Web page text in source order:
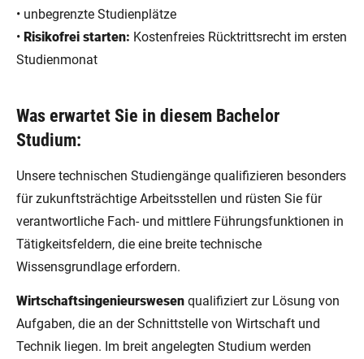
• unbegrenzte Studienplätze
• Risikofrei starten: Kostenfreies Rücktrittsrecht im ersten
Studienmonat
Was erwartet Sie in diesem Bachelor
Studium:
Unsere technischen Studiengänge qualifizieren besonders
für zukunftsträchtige Arbeitsstellen und rüsten Sie für
verantwortliche Fach- und mittlere Führungsfunktionen in
Tätigkeitsfeldern, die eine breite technische
Wissensgrundlage erfordern.
Wirtschaftsingenieurswesen qualifiziert zur Lösung von
Aufgaben, die an der Schnittstelle von Wirtschaft und
Technik liegen. Im breit angelegten Studium werden